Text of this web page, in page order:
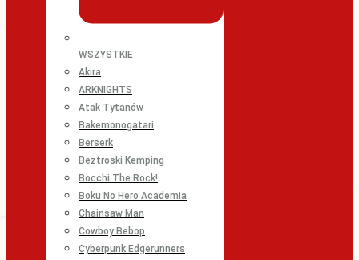
WSZYSTKIE
Akira
ARKNIGHTS
Atak Tytanów
Bakemonogatari
Berserk
Beztroski Kemping
Bocchi The Rock!
Boku No Hero Academia
Chainsaw Man
Cowboy Bebop
Cyberpunk Edgerunners